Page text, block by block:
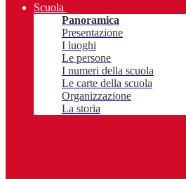
Scuola
Panoramica
Presentazione
I luoghi
Le persone
I numeri della scuola
Le carte della scuola
Organizzazione
La storia